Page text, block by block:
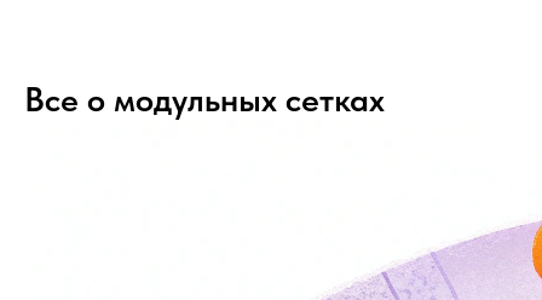
Все о модульных сетках